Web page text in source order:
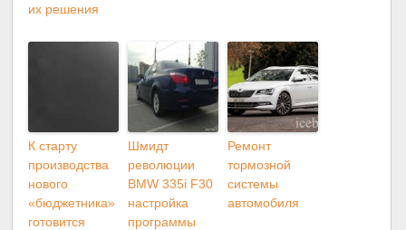
их решения
К старту
производства
нового
«бюджетника»
готовится
Шмидт
революции
BMW 335i F30
настройка
программы
Ремонт
тормозной
системы
автомобиля